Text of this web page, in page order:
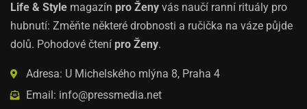
Life & Style magazín pro Ženy vás naučí ranní rituály pro
hubnutí: Změňte některé drobnosti a ručička na váze půjde
dolů. Pohodové čtení pro Ženy.
Adresa: U Michelského mlýna 8, Praha 4
Email: info@pressmedia.net